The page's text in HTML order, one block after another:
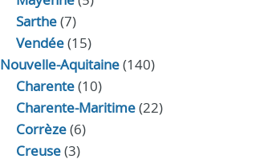
Sarthe(7)
Vendée(15)
Nouvelle-Aquitaine(140)
Charente(10)
Charente-Maritime(22)
Corrèze(6)
Creuse(3)